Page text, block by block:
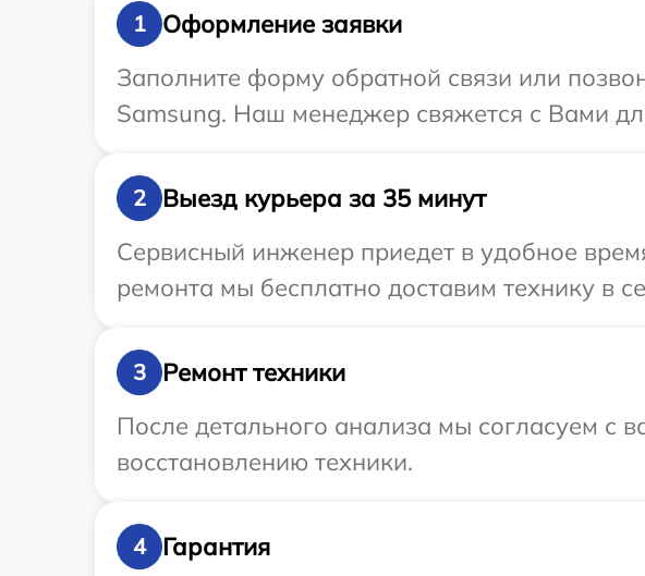
1
Оформление заявки
Заполните форму обратной связи или
Samsung. Наш менеджер свяжется с Вами
2
Выезд курьера за 35 минут
Сервисный инженер приедет в удобное
ремонта мы бесплатно доставим технику в
3
Ремонт техники
После детального анализа мы согласуем с
восстановлению техники.
4
Гарантия